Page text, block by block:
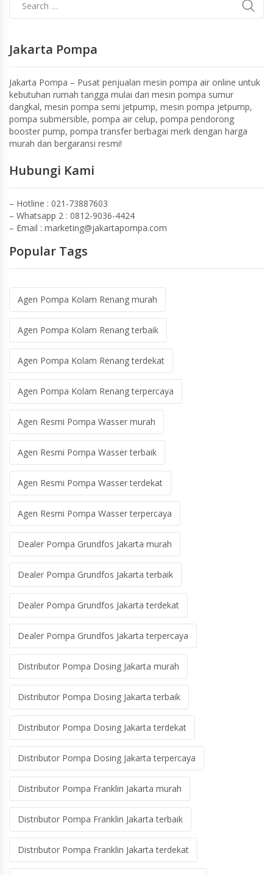
Jakarta Pompa
Jakarta Pompa – Pusat penjualan mesin pompa air online untuk
kebutuhan rumah tangga mulai dari mesin pompa sumur
dangkal, mesin pompa semi jetpump, mesin pompa jetpump,
pompa submersible, pompa air celup, pompa pendorong
booster pump, pompa transfer berbagai merk dengan harga
murah dan bergaransi resmi!
Hubungi Kami
– Hotline : 021-73887603
– Whatsapp 2 : 0812-9036-4424
– Email : marketing@jakartapompa.com
Popular Tags
Agen Pompa Kolam Renang murah
Agen Pompa Kolam Renang terbaik
Agen Pompa Kolam Renang terdekat
Agen Pompa Kolam Renang terpercaya
Agen Resmi Pompa Wasser murah
Agen Resmi Pompa Wasser terbaik
Agen Resmi Pompa Wasser terdekat
Agen Resmi Pompa Wasser terpercaya
Dealer Pompa Grundfos Jakarta murah
Dealer Pompa Grundfos Jakarta terbaik
Dealer Pompa Grundfos Jakarta terdekat
Dealer Pompa Grundfos Jakarta terpercaya
Distributor Pompa Dosing Jakarta murah
Distributor Pompa Dosing Jakarta terbaik
Distributor Pompa Dosing Jakarta terdekat
Distributor Pompa Dosing Jakarta terpercaya
Distributor Pompa Franklin Jakarta murah
Distributor Pompa Franklin Jakarta terbaik
Distributor Pompa Franklin Jakarta terdekat